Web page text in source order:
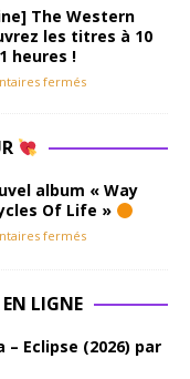
The Western
les titres à 10
heures !
fermés
album « Way
Of Life »
fermés
LIGNE
– Eclipse (2026) par